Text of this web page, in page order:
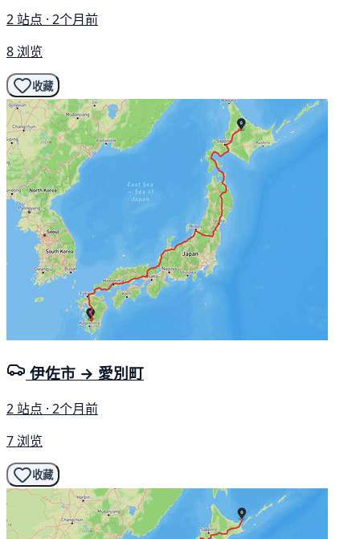
2 站点 · 2个月前
8 浏览
收藏
伊佐市 → 愛別町
2 站点 · 2个月前
7 浏览
收藏